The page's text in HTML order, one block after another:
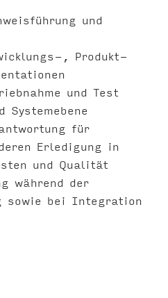
und
, Produkt-
und Test
Systemebene
für
Erledigung in
und Qualität
während der
sowie bei Integration